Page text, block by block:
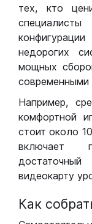
тех, кто
недорогих
мощных
современными
Например,
комфортной
стоит около
включает
видеокарту
Как